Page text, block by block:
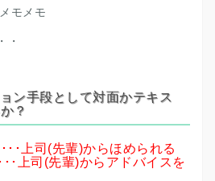
モメモ
・
ン手段として対面かテキス
？
･･上司(先輩)からほめられる
上司(先輩)からアドバイスを